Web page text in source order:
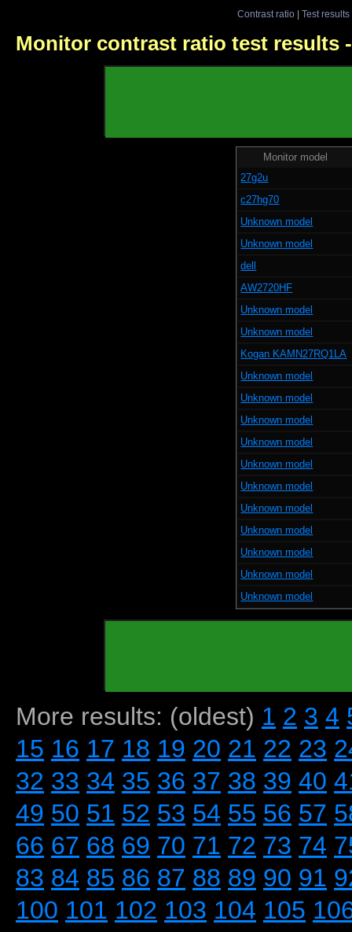
Contrast ratio| Test results
Monitor contrast ratio test results
Monitor model
27g2u
c27hg70
Unknown model
Unknown model
dell
AW2720HF
Unknown model
Unknown model
Kogan KAMN27RQ1LA
Unknown model
Unknown model
Unknown model
Unknown model
Unknown model
Unknown model
Unknown model
Unknown model
Unknown model
Unknown model
Unknown model
More results: (oldest) 1 2 3 4
15 16 17 18 19 20 21 22 23
32 33 34 35 36 37 38 39 40
49 50 51 52 53 54 55 56 57
66 67 68 69 70 71 72 73 74
83 84 85 86 87 88 89 90 91
100 101 102 103 104 105